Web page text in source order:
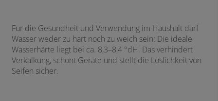
Für die Gesundheit und Verwendung im Haushalt darf
Wasser weder zu hart noch zu weich sein: Die ideale
Wasserhärte liegt bei ca. 8,3–8,4 °dH. Das verhindert
Verkalkung, schont Geräte und stellt die Löslichkeit von
Seifen sicher.